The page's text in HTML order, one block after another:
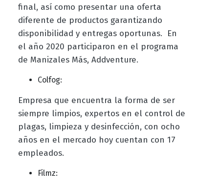
final, así como presentar una oferta
diferente de productos garantizando
disponibilidad y entregas oportunas. En
el año 2020 participaron en el programa
de Manizales Más, Addventure.
Colfog:
Empresa que encuentra la forma de ser
siempre limpios, expertos en el control de
plagas, limpieza y desinfección, con ocho
años en el mercado hoy cuentan con 17
empleados.
Filmz: